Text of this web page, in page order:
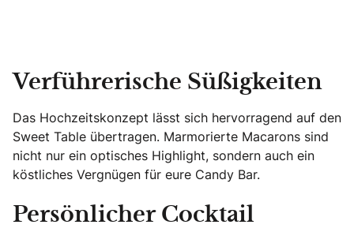
Verführerische Süßigkeiten
Das Hochzeitskonzept lässt sich hervorragend auf den
Sweet Table übertragen. Marmorierte Macarons sind
nicht nur ein optisches Highlight, sondern auch ein
köstliches Vergnügen für eure Candy Bar.
Persönlicher Cocktail